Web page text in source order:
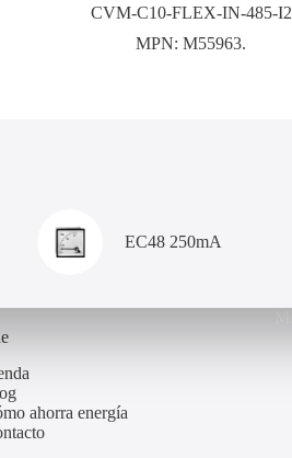
CVM-C10-FLEX-IN-485-I2
MPN:M55963.
EC48 250mA
ahorra energía